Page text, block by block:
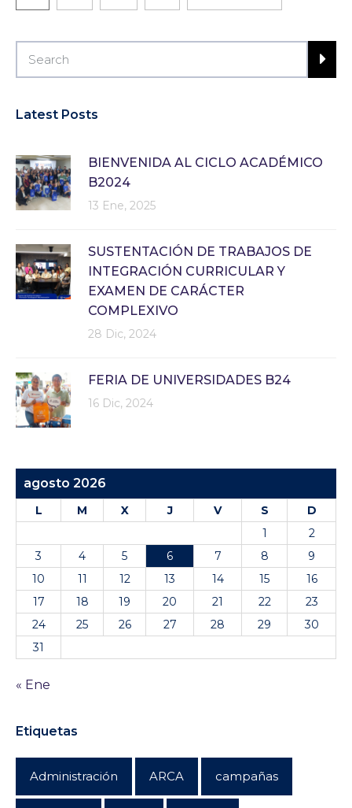
Latest Posts
BIENVENIDA AL CICLO ACADÉMICO
B2024
13 Ene, 2025
SUSTENTACIÓN DE TRABAJOS DE
INTEGRACIÓN CURRICULAR Y
EXAMEN DE CARÁCTER
COMPLEXIVO
28 Dic, 2024
FERIA DE UNIVERSIDADES B24
16 Dic, 2024
agosto 2026
L M X J V S
D
1
2
3
4 5 6 7 8
9
10
11 12 13 14 15
16
17
18 19 20 21 22
23
24
25 26 27 28 29
30
31
« Ene
Etiquetas
Administración ARCA campañas